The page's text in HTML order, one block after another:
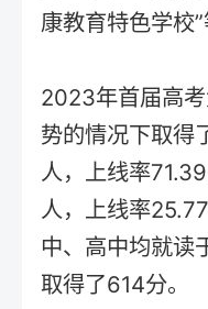
康教育特色学校”
2023年首届高
势的情况下取得
人，上线率
人，上线率
中、高中均就读
取得了614分。